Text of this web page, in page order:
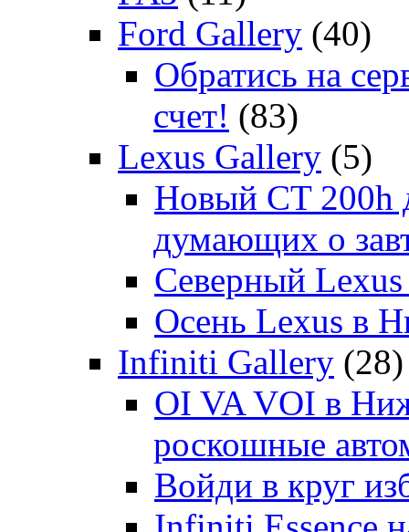
Ford Gallery (40)
Обратись на
счет! (83)
Lexus Gallery (5)
Новый CT 200h
думающих о
Северный Lexus
Осень Lexus в
Infiniti Gallery (28)
OI VA VOI в
роскошные
Войди в круг